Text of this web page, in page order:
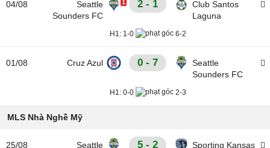
04/08
Seattle
Sounders FC
1 2 - 1
Club Santos
Laguna
H1: 1-0 6-2
01/08 Cruz Azul 0 - 7
Seattle
Sounders FC
H1: 0-0 2-3
MLS Nhà Nghề Mỹ
25/08 Seattle 5 - 2 Sporting Kansas